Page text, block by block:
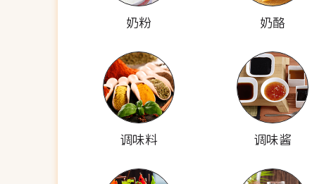
奶粉 奶酪
调味料 调味酱